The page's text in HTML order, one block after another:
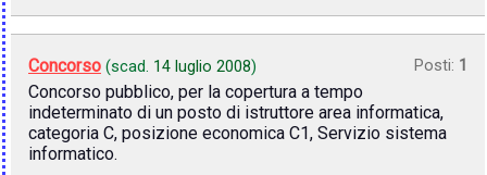
Concorso (scad. 14 luglio 2008) Posti: 1
Concorso pubblico, per la copertura a tempo
indeterminato di un posto di istruttore area informatica,
categoria C, posizione economica C1, Servizio sistema
informatico.